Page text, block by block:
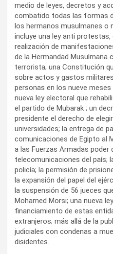
medio de leyes, decretos y
combatido todas las formas
los hermanos musulmanes o
incluye una ley anti
realización de
de la Hermandad Musulmana
terrorista; una Constitución
sobre actos y gastos
personas en los nueve
nueva ley electoral que
el partido de Mubarak ; un
presidente el derecho de
universidades; la entrega de
comunicaciones de Egipto al
a las Fuerzas Armadas poder
telecomunicaciones del país;
policía; la permisión de
la expansión del papel del
la suspensión de 56 jueces
Mohamed Morsi; una nueva
financiamiento de estas
extranjeros; más allá de la
judiciales con condenas a
disidentes.